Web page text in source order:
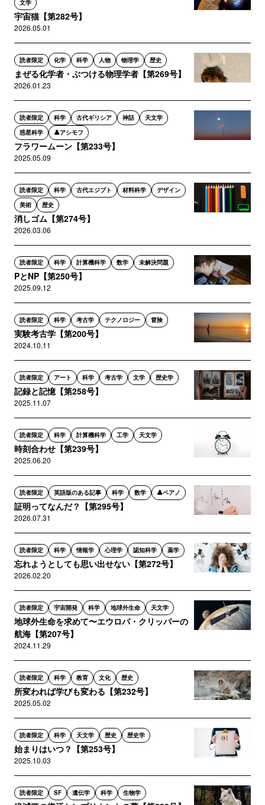
文学
宇宙猫【第282号】
2026.05.01
読者限定 化学 科学 人物 物理学 歴史
まぜる化学者・ぶつける物理学者【第269号】
2026.01.23
読者限定 科学 古代ギリシア 神話
天文学
惑星科学
👤アシモフ
フラワームーン【第233号】
2025.05.09
読者限定 科学 古代エジプト 材料科学
デザイン
美術
歴史
消しゴム【第274号】
2026.03.06
読者限定 科学 計算機科学 数学 未解決問題
PとNP【第250号】
2025.09.12
読者限定 科学 考古学 テクノロジー 冒険
実験考古学【第200号】
2024.10.11
読者限定 アート 科学 考古学 文学 歴史学
記録と記憶【第258号】
2025.11.07
読者限定 科学 計算機科学 工学 天文学
時刻合わせ【第239号】
2025.06.20
読者限定 英語版のある記事 科学 数学 👤ペアノ
証明ってなんだ？【第295号】
2026.07.31
読者限定 科学 情報学 心理学 認知科学 薬学
忘れようとしても思い出せない【第272号】
2026.02.20
読者限定 宇宙開発 科学 地球外生命 天文学
地球外生命を求めて〜エウロパ・クリッパーの
航海【第207号】
2024.11.29
読者限定 科学 教育 文化 歴史
所変われば学びも変わる【第232号】
2025.05.02
読者限定 科学 天文学 歴史 歴史学
始まりはいつ？【第253号】
2025.10.03
読者限定 SF 遺伝学 科学 生物学